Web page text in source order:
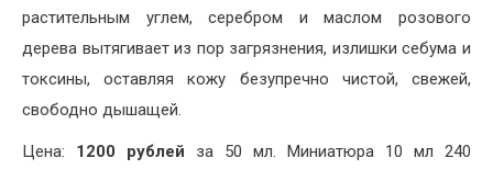
растительным углем, серебром и маслом розового
дерева вытягивает из пор загрязнения, излишки себума и
токсины, оставляя кожу безупречно чистой, свежей,
свободно дышащей.
Цена: 1200 рублей за 50 мл. Миниатюра 10 мл 240